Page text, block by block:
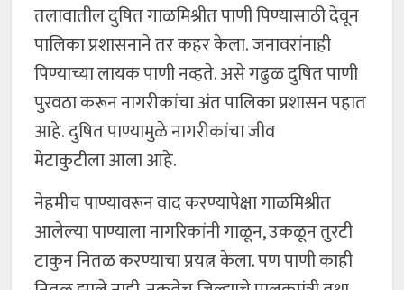
तलावातील दुषित गाळमिश्रीत पाणी पिण्यासाठी देवून
पालिका प्रशासनाने तर कहर केला. जनावरांनाही
पिण्याच्या लायक पाणी नव्हते. असे गढुळ दुषित पाणी
पुरवठा करून नागरीकांचा अंत पालिका प्रशासन पहात
आहे. दुषित पाण्यामुळे नागरीकांचा जीव
मेटाकुटीला आला आहे.
नेहमीच पाण्यावरून वाद करण्यापेक्षा गाळमिश्रीत
आलेल्या पाण्याला नागरिकांनी गाळून, उकळून तुरटी
टाकुन नितळ करण्याचा प्रयत्न केला. पण पाणी काही